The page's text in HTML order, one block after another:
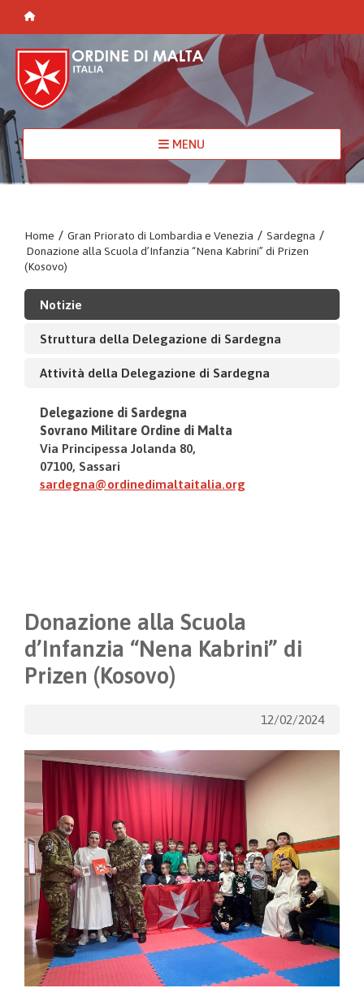
MENU
Home / Gran Priorato di Lombardia e Venezia / Sardegna /
Donazione alla Scuola d’Infanzia “Nena Kabrini” di Prizen
(Kosovo)
Notizie
Struttura della Delegazione di Sardegna
Attività della Delegazione di Sardegna
Delegazione di Sardegna
Sovrano Militare Ordine di Malta
Via Principessa Jolanda 80,
07100, Sassari
sardegna@ordinedimaltaitalia.org
Donazione alla Scuola
d’Infanzia “Nena Kabrini” di
Prizen (Kosovo)
12/02/2024